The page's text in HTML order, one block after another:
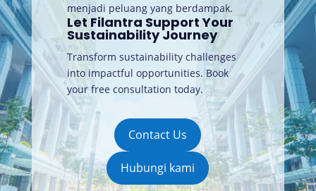
menjadi peluang yang berdampak.
Let Filantra Support Your
Sustainability Journey
Transform sustainability challenges
into impactful opportunities. Book
your free consultation today.
Contact Us
Hubungi kami